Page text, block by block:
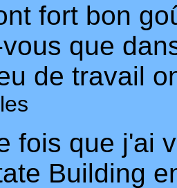
fort bon
que
de travail
fois que j'ai
Building